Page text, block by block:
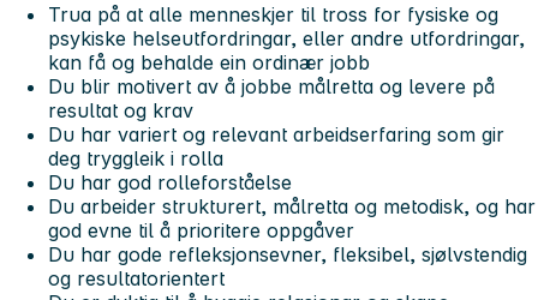
Trua på at alle menneskjer til tross for fysiske og
psykiske helseutfordringar, eller andre utfordringar,
kan få og behalde ein ordinær jobb
Du blir motivert av å jobbe målretta og levere på
resultat og krav
Du har variert og relevant arbeidserfaring som gir
deg tryggleik i rolla
Du har god rolleforståelse
Du arbeider strukturert, målretta og metodisk, og har
god evne til å prioritere oppgåver
Du har gode refleksjonsevner, fleksibel, sjølvstendig
og resultatorientert